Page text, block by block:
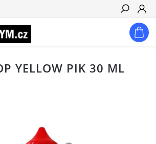
Hledat
YELLOW PIK 30 ML